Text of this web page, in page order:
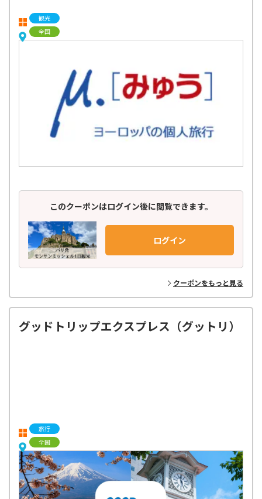
観光
全国
このクーポンはログイン後に閲覧できます。
ログイン
クーポンをもっと見る
グッドトリップエクスプレス（グットリ）
旅行
全国